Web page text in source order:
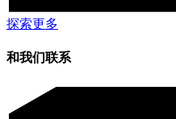
探索更多
和我们联系